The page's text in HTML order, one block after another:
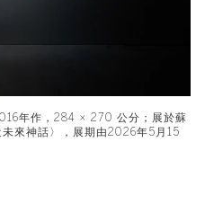
年作，284 × 270 公分；展於蘇
來神話〉，展期由2026年5月15